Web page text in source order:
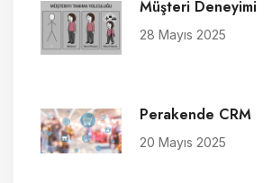
Müşteri Deneyimi
28 Mayıs 2025
Perakende CRM
20 Mayıs 2025